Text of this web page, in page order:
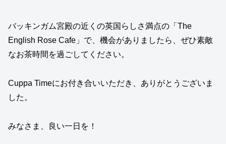
バッキンガム宮殿の近くの英国らしさ満点の「The
English Rose Cafe」で、機会がありましたら、ぜひ素敵
なお茶時間を過ごしてください。
Cuppa Timeにお付き合いいただき、ありがとうございま
した。
みなさま、良い一日を！